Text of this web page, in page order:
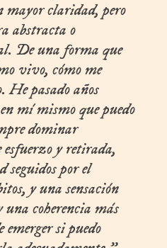
mayor claridad, pero
abstracta o
De una forma que
vivo, cómo me
He pasado años
mí mismo que puedo
dominar
esfuerzo y retirada,
seguidos por el
y una sensación
una coherencia más
si puedo